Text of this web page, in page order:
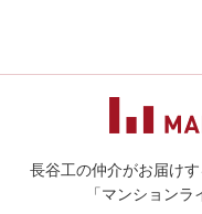
長谷工の仲介がお届け
「マンションラ